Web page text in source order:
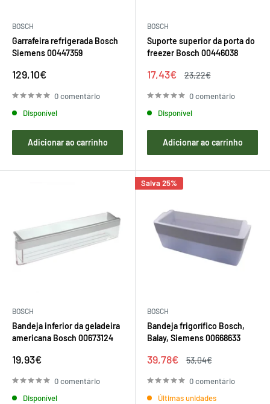
BOSCH
Garrafeira refrigerada Bosch
Siemens 00447359
Preço
venda
129,10€
0 comentário
Disponível
Adicionar ao carrinho
BOSCH
Suporte superior da porta do
freezer Bosch 00446038
Preço
venda
17,43€
Preço
23,22€
0 comentário
Disponível
Adicionar ao carrinho
BOSCH
Bandeja inferior da geladeira
americana Bosch 00673124
Preço
venda
19,93€
0 comentário
Disponível
Salva 25%
BOSCH
Bandeja frigorífico Bosch,
Balay, Siemens 00668633
Preço
venda
39,78€
Preço
53,04€
0 comentário
Últimas unidades